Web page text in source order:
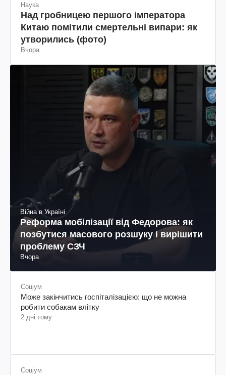
Наука
Над гробницею першого імператора
Китаю помітили смертельні випари: як
утворились (фото)
Вчора
Війна в Україні
Реформа мобілізації від Федорова: як
позбутися масового розшуку і вирішити
проблему СЗЧ
Вчора
Соціум
Може закінчитись госпіталізацією: що не можна
робити собакам влітку
2 дні тому
Соціум